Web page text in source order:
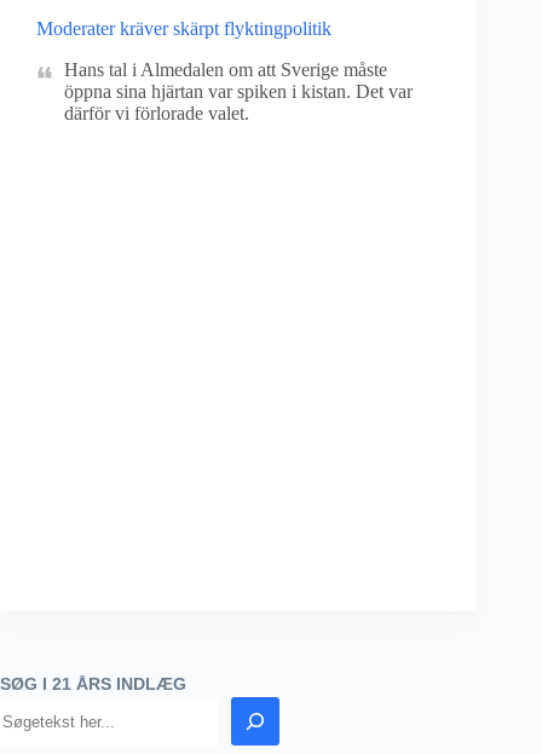
Moderater kräver skärpt flyktingpolitik
Hans tal i Almedalen om att Sverige måste
öppna sina hjärtan var spiken i kistan. Det var
därför vi förlorade valet.
SØG I 21 ÅRS INDLÆG